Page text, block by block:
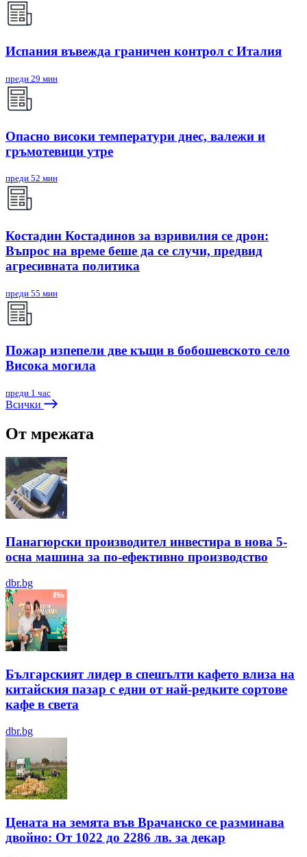
Испания въвежда граничен контрол с Италия
преди 29 мин
Опасно високи температури днес, валежи и
гръмотевици утре
преди 52 мин
Костадин Костадинов за взривилия се дрон:
Въпрос на време беше да се случи, предвид
агресивната политика
преди 55 мин
Пожар изпепели две къщи в бобошевското село
Висока могила
преди 1 час
Всички
От мрежата
Панагюрски производител инвестира в нова 5-
осна машина за по-ефективно производство
dbr.bg
Българският лидер в спешълти кафето влиза на
китайския пазар с едни от най-редките сортове
кафе в света
dbr.bg
Цената на земята във Врачанско се разминава
двойно: От 1022 до 2286 лв. за декар